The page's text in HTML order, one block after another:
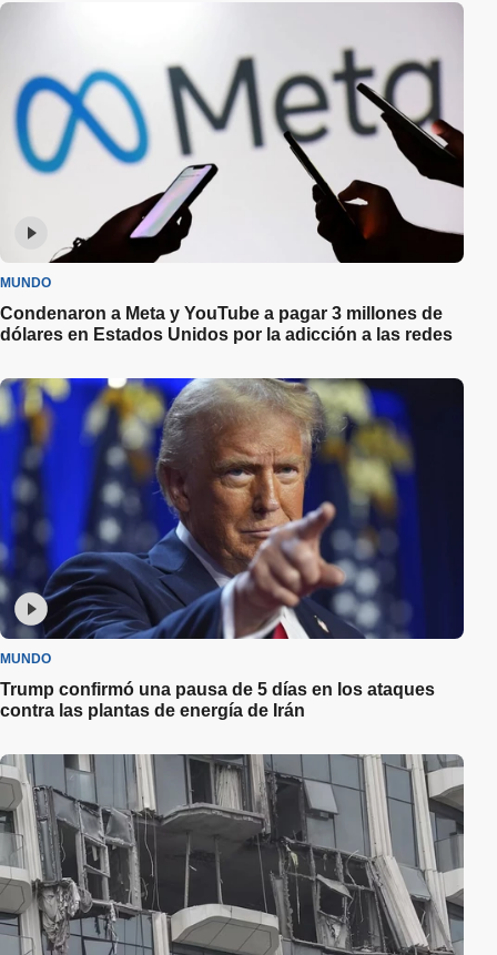
MUNDO
Condenaron a Meta y YouTube a pagar 3 millones de
dólares en Estados Unidos por la adicción a las redes
MUNDO
Trump confirmó una pausa de 5 días en los ataques
contra las plantas de energía de Irán